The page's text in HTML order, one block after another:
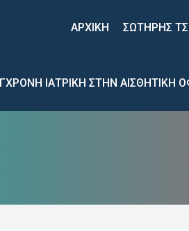
ΑΡΧΙΚΉ
ΣΩΤΗΡΗΣ
ΙΑΤΡΙΚΗ ΣΤΗΝ ΑΙΣΘΗΤΙΚΗ